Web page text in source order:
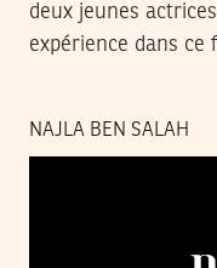
deux jeunes
expérience dans
NAJLA BEN SALAH